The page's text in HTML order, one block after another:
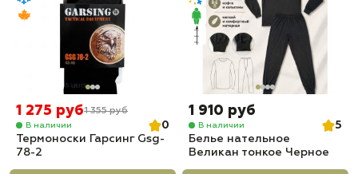
1 275 руб1 355 руб
В наличии
0
Термоноски Гарсинг Gsg-
78-2
1 910 руб
В наличии
5
Белье нательное
Великан тонкое Черное